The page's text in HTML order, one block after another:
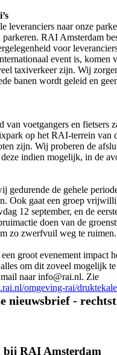
leveranciers naar onze
parkeren. RAI Amsterdam
voor
event is, komen
taxiverkeer zijn. Wij
banen wordt geleid en
van voetgangers en fietsers
op het RAI-terrein van
zijn. Wij proberen de
indien mogelijk, in de
gedurende de gehele
Ook gaat een groep
12 september, en de
doen van de
zo zwerfvuil weg te ruimen.
groot evenement impact
om dit zoveel mogelijk
naar info@rai.nl. Zie
omgeving-rai/
nieuwsbrief -
bij RAI Amsterdam